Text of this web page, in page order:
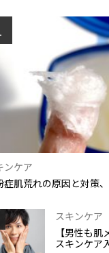
ンケア
症肌荒れの原因と対策
スキンケア
【男性も
スキンケア